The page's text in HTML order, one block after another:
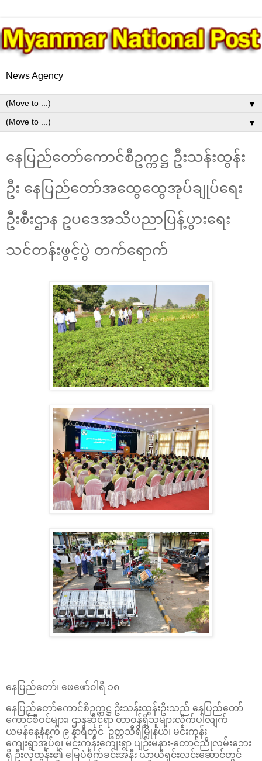
News Agency
▼
▼
နေပြည်တော်ကောင်စီဥက္ကဋ္ဌ ဦးသန်းထွန်း
ဦး နေပြည်တော်အထွေထွေအုပ်ချုပ်ရေး
ဦးစီးဌာန ဥပဒေအသိပညာပြန့်ပွားရေး
သင်တန်းဖွင့်ပွဲ တက်ရောက်
နေပြည်တော်၊ ဖေဖော်ဝါရီ ၁၈
နေပြည်တော်ကောင်စီဥက္ကဋ္ဌ ဦးသန်းထွန်းဦးသည် နေပြည်တော်
ကောင်စီဝင်များ၊ ဌာနဆိုင်ရာ တာဝန်ရှိသူများလိုက်ပါလျက်
ယမန်နေ့နံနက် ၉ နာရီတွင် ဥတ္တသီရိမြိုနယ်၊ မင်းကုန်း
ကျေးရွာအုပ်စု၊ မင်းကုန်းကျေးရွာ ပျဉ်းမနား-တောင်ညိုလမ်းဘေး
ရှိ ဦးလှထွန်း၏ မြေပဲစိုက်ခင်းအနီး ယာယီရှင်းလင်းဆောင်တွင်